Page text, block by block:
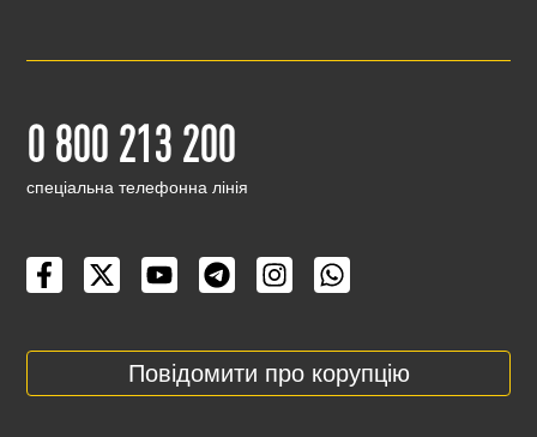
0 800 213 200
cпеціальна телефонна лінія
Повідомити про корупцію